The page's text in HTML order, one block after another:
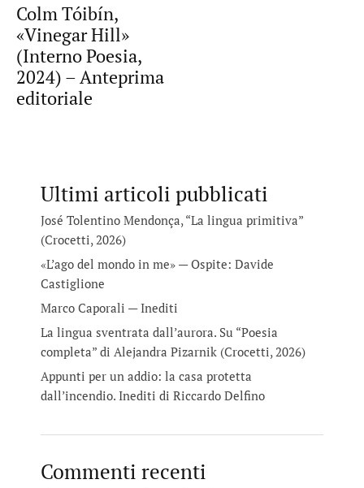
Colm Tóibín,
«Vinegar Hill»
(Interno Poesia,
2024) – Anteprima
editoriale
Ultimi articoli pubblicati
José Tolentino Mendonça, “La lingua primitiva”
(Crocetti, 2026)
«L’ago del mondo in me» — Ospite: Davide
Castiglione
Marco Caporali — Inediti
La lingua sventrata dall’aurora. Su “Poesia
completa” di Alejandra Pizarnik (Crocetti, 2026)
Appunti per un addio: la casa protetta
dall’incendio. Inediti di Riccardo Delfino
Commenti recenti